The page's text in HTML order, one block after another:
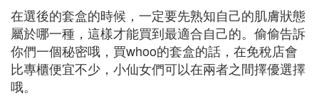
在選後的套盒的時候，一定要先熟知自己的肌膚狀態
屬於哪一種，這樣才能買到最適合自己的。偷偷告訴
你們一個秘密哦，買whoo的套盒的話，在免稅店會
比專櫃便宜不少，小仙女們可以在兩者之間擇優選擇
哦。